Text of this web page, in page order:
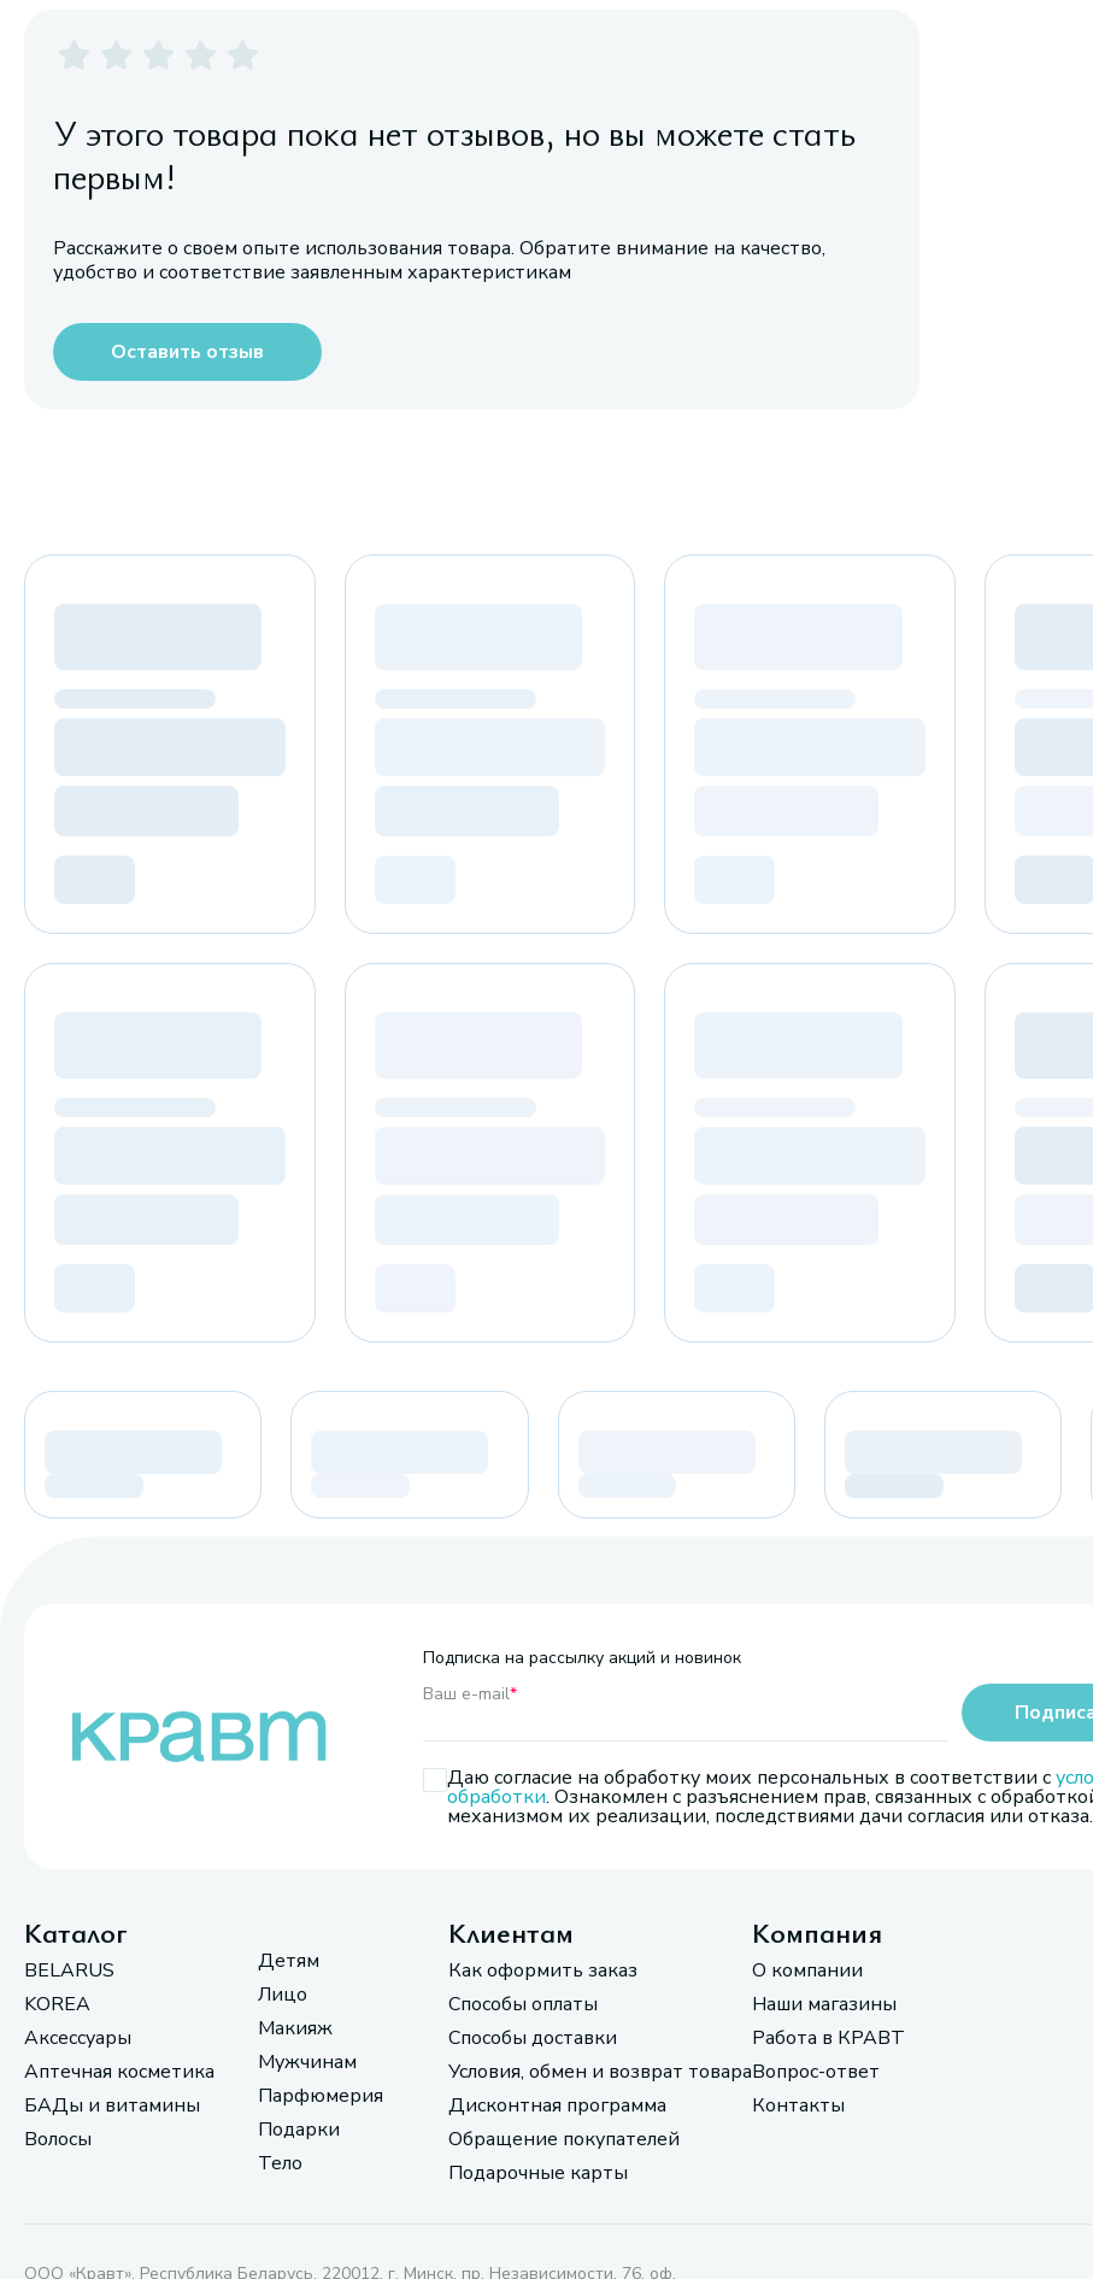
У этого товара пока нет отзывов, но вы можете стать
первым!
Расскажите о своем опыте использования товара. Обратите внимание на качество,
удобство и соответствие заявленным характеристикам
Оставить отзыв
Подписка на рассылку акций и новинок
Ваш e-mail*
Даю согласие на обработку моих персональных в соответствии с
обработки. Ознакомлен с разъяснением прав, связанных с
механизмом их реализации, последствиями дачи согласия или отказа.
Каталог
BELARUS
KOREA
Аксессуары
Аптечная косметика
БАДы и витамины
Волосы
Детям
Лицо
Макияж
Мужчинам
Парфюмерия
Подарки
Тело
Клиентам
Как оформить заказ
Способы оплаты
Способы доставки
Условия, обмен и возврат товара
Дисконтная программа
Обращение покупателей
Подарочные карты
Компания
О компании
Наши магазины
Работа в КРАВТ
Вопрос-ответ
Контакты
ООО «Кравт». Республика Беларусь, 220012, г. Минск, пр. Независимости, 76, оф.